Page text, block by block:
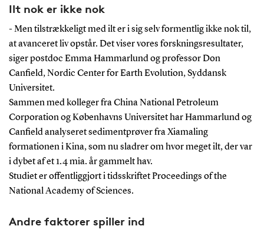
Ilt nok er ikke nok
- Men tilstrækkeligt med ilt er i sig selv formentlig ikke nok til,
at avanceret liv opstår. Det viser vores forskningsresultater,
siger postdoc Emma Hammarlund og professor Don
Canfield, Nordic Center for Earth Evolution, Syddansk
Universitet.
Sammen med kolleger fra China National Petroleum
Corporation og Københavns Universitet har Hammarlund og
Canfield analyseret sedimentprøver fra Xiamaling
formationen i Kina, som nu sladrer om hvor meget ilt, der var
i dybet af et 1.4 mia. år gammelt hav.
Studiet er offentliggjort i tidsskriftet Proceedings of the
National Academy of Sciences.
Andre faktorer spiller ind